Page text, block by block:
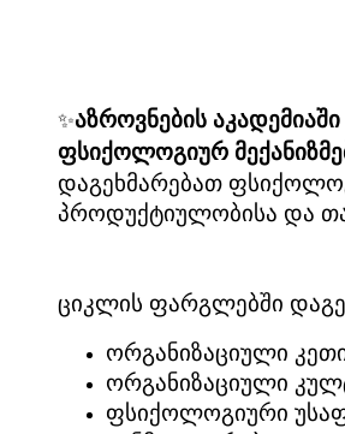
✨აზროვნების
ფსიქოლოგიურ
დაგეხმარებათ
პროდუქტიულობისა და
ციკლის ფარგლებში
ორგანიზაციული
ორგანიზაციული
ფსიქოლოგიური